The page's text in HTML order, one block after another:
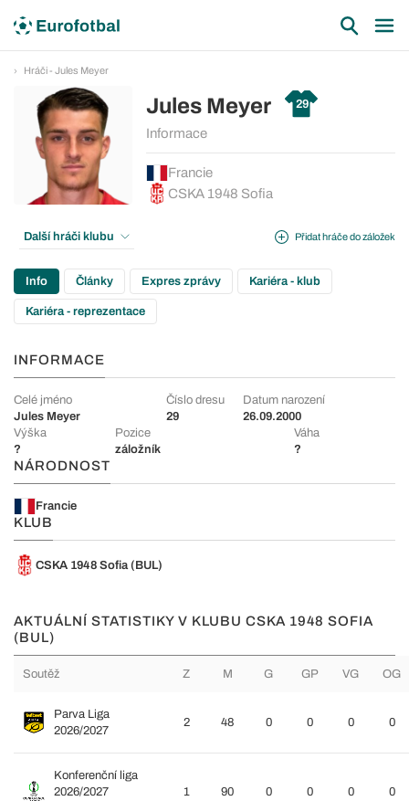
Hráči - Jules Meyer
Jules Meyer 29
Informace
Francie
CSKA 1948 Sofia
Přidat hráče do záložek
Další hráči klubu
Info Články Expres zprávy Kariéra - klub
Kariéra - reprezentace
INFORMACE
Celé jméno
Jules Meyer
Číslo dresu
29
Datum narození
26.09.2000
Výška
?
Pozice
záložník
Váha
?
NÁRODNOST
Francie
KLUB
CSKA 1948 Sofia (BUL)
AKTUÁLNÍ STATISTIKY V KLUBU CSKA 1948 SOFIA
(BUL)
Soutěž Z M G GP VG OG
Parva Liga
2026/2027
2 48 0 0 0 0
Konferenční liga
2026/2027
1 90 0 0 0 0